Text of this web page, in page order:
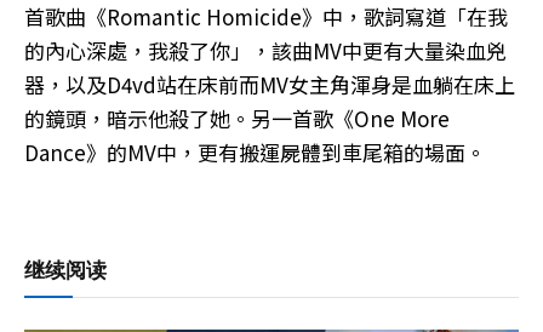
首歌曲《Romantic Homicide》中，歌詞寫道「在我
的內心深處，我殺了你」，該曲MV中更有大量染血兇
器，以及D4vd站在床前而MV女主角渾身是血躺在床上
的鏡頭，暗示他殺了她。另一首歌《One More
Dance》的MV中，更有搬運屍體到車尾箱的場面。
继续阅读